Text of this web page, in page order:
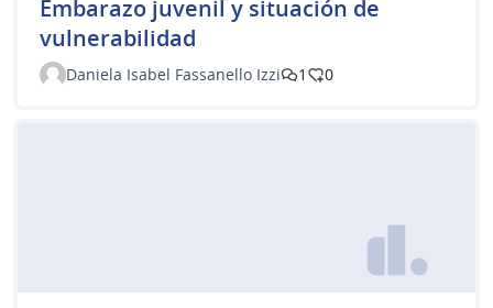
Embarazo juvenil y situación de
vulnerabilidad
Daniela Isabel Fassanello Izzi 1 0